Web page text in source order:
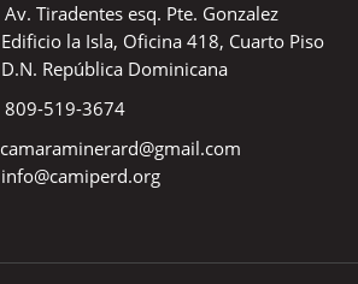
Av. Tiradentes esq. Pte. Gonzalez
Edificio la Isla, Oficina 418, Cuarto Piso
D.N. República Dominicana
809-519-3674
camaraminerard@gmail.com
info@camiperd.org